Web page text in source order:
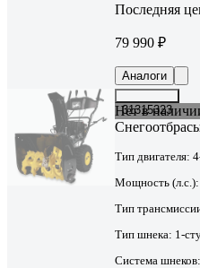
Последняя
79 990 ₽
Аналоги
31315323
Нет в
Тип двигателя:
Мощность (л.с.):
Тип
Тип шнека: 1-
Система шнеков: